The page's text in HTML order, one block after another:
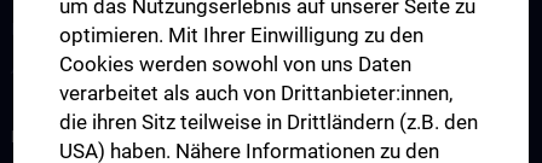
Fachärzt:innenausbildung
Atlas der guten Lehre
FORSCHUNG
um das Nutzungserlebnis auf unserer Seite zu
optimieren. Mit Ihrer Einwilligung zu den
Cookies werden sowohl von uns Daten
verarbeitet als auch von Drittanbieter:innen,
die ihren Sitz teilweise in Drittländern (z.B. den
USA) haben. Nähere Informationen zu den